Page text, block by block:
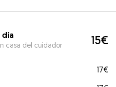
día
casa del cuidador 15€
17€